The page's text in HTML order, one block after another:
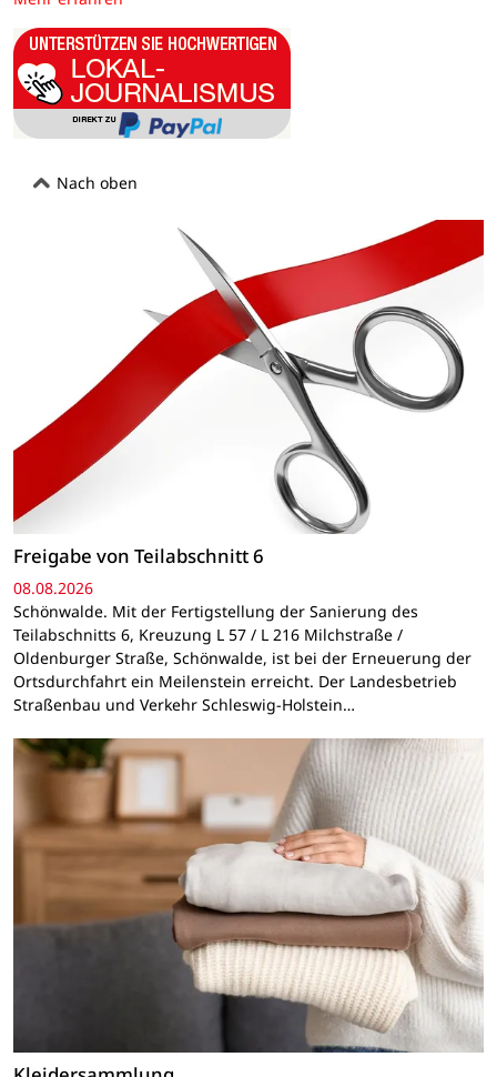
Nach oben
Freigabe von Teilabschnitt 6
08.08.2026
Schönwalde. Mit der Fertigstellung der Sanierung des
Teilabschnitts 6, Kreuzung L 57 / L 216 Milchstraße /
Oldenburger Straße, Schönwalde, ist bei der Erneuerung der
Ortsdurchfahrt ein Meilenstein erreicht. Der Landesbetrieb
Straßenbau und Verkehr Schleswig-Holstein…